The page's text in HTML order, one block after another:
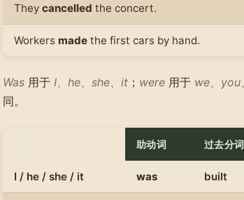
They cancelled the concert.
Workers made the first cars by hand.
Was 用于 I、he、she、it ； were 用于 we、you
同。
助动词 过去分词
I / he / she / it was built